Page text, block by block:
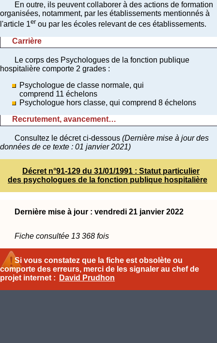
En outre, ils peuvent collaborer à des actions de formation
organisées, notamment, par les établissements mentionnés à
l'article 1er ou par les écoles relevant de ces établissements.
Carrière
Le corps des Psychologues de la fonction publique
hospitalière comporte 2 grades :
Psychologue de classe normale, qui
comprend 11 échelons
Psychologue hors classe, qui comprend 8 échelons
Recrutement, avancement…
Consultez le décret ci-dessous (Dernière mise à jour des
données de ce texte : 01 janvier 2021)
Décret n°91-129 du 31/01/1991 : Statut particulier
des psychologues de la fonction publique hospitalière
Dernière mise à jour : vendredi 21 janvier 2022
Fiche consultée 13 368 fois
Si vous constatez que la fiche est obsolète ou
comporte des erreurs, merci de les signaler au chef de
projet internet :
David Prudhon